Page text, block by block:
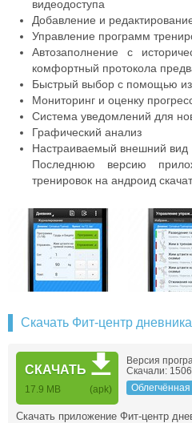
видеодоступа
Добавление и
Управление программ
Автозаполнение с
комфортный протокола
Быстрый выбор с помощью
Мониторинг и оценку
Система уведомлений для
Графический анализ
Настраиваемый внешний вид
Последнюю версию
тренировок на андроид
Скачать Фит-центр
СКАЧАТЬ
17.9 MB (apk)
Версия
Скачали: 1506
Облегчённая
Скачать приложение Фит-центр